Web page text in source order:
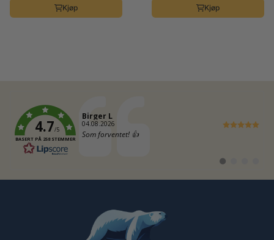
Kjøp Kjøp
4.7/5
BASERT PÅ 258 STEMMER
Forfatter:
Birger L
Dato:
04.08.2026
Tekst:
Som forventet! 👍
Bytt
testimonial
testimonial